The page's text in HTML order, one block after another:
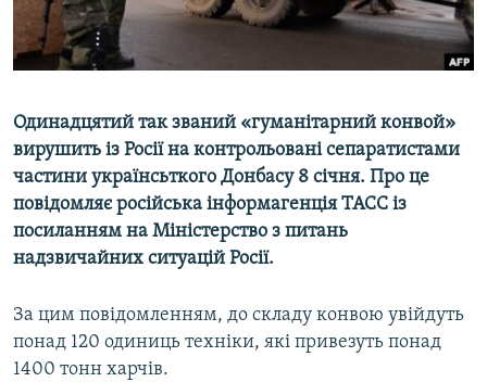
ВІДЕОУРОКИ «ELIFBE»
СВІДЧЕННЯ ОКУПАЦІЇ
ІНФОГРАФІКА
Русский
Qırımtatar
ДОЛУЧАЙСЯ!
Усі сайти RFE/RL
Одинадцятий так званий «гуманітарний конвой»
вирушить із Росії на контрольовані сепаратистами
частини українсьткого Донбасу 8 січня. Про це
повідомляє російська інформагенція ТАСС із
посиланням на Міністерство з питань
надзвичайних ситуацій Росії.
За цим повідомленням, до складу конвою увійдуть
понад 120 одиниць техніки, які привезуть понад
1400 тонн харчів.